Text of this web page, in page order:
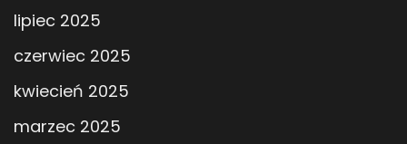
lipiec 2025
czerwiec 2025
kwiecień 2025
marzec 2025